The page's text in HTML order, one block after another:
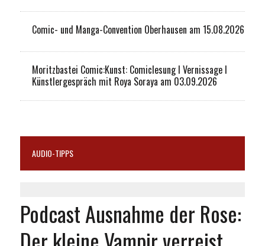
Comic- und Manga-Convention Oberhausen am 15.08.2026
Moritzbastei Comic:Kunst: Comiclesung I Vernissage I
Künstlergespräch mit Roya Soraya am 03.09.2026
AUDIO-TIPPS
Podcast Ausnahme der Rose: